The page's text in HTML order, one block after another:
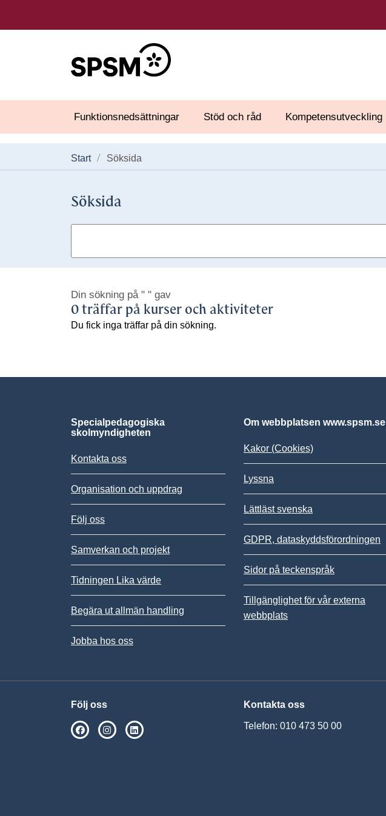
Funktionsnedsättningar Stöd och råd Kompetensutveckling
Start Söksida
Söksida
Din sökning på " " gav
0 träffar på kurser och aktiviteter
Du fick inga träffar på din sökning.
Specialpedagogiska
skolmyndigheten
Kontakta oss
Organisation och uppdrag
Följ oss
Samverkan och projekt
Tidningen Lika värde
Begära ut allmän handling
Jobba hos oss
Om webbplatsen www.spsm.se
Kakor (Cookies)
Lyssna
Lättläst svenska
GDPR, dataskyddsförordningen
Sidor på teckenspråk
Tillgänglighet för vår externa
webbplats
Följ oss
SPSM på Facebook
SPSM på Instagram
Kontakta oss
Telefon: 010 473 50 00